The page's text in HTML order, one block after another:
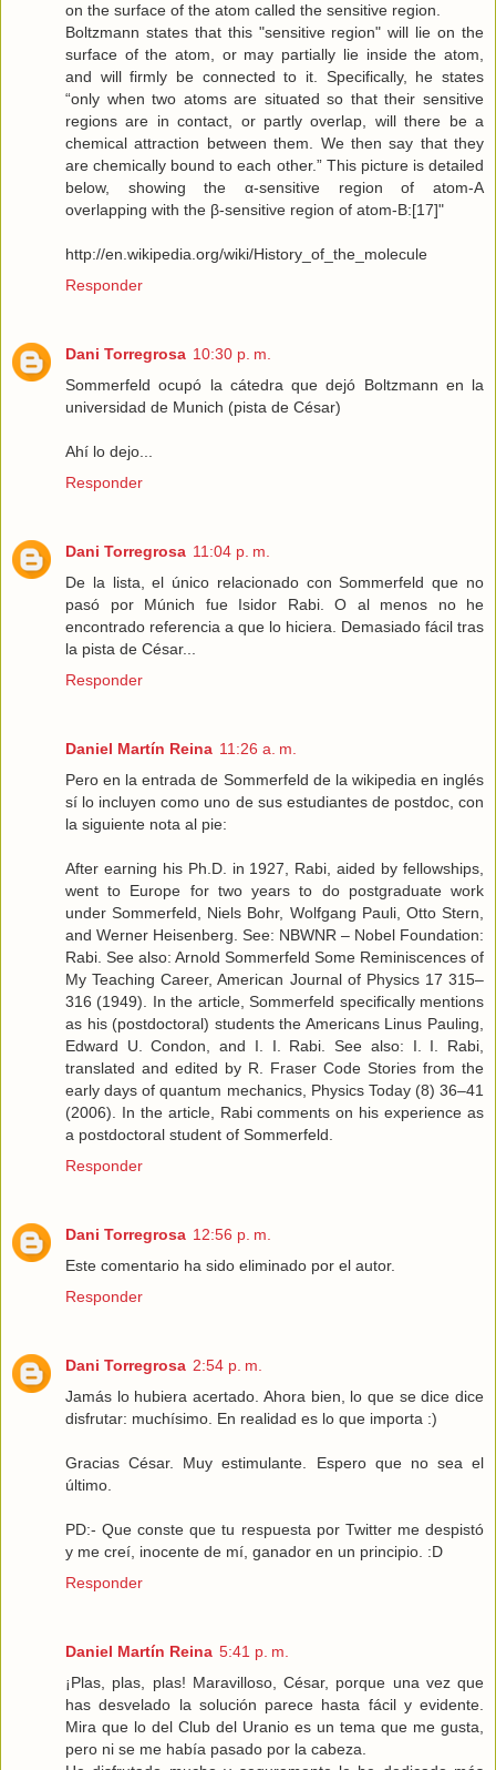
on the surface of the atom called the sensitive region.
Boltzmann states that this "sensitive region" will lie on the
surface of the atom, or may partially lie inside the atom,
and will firmly be connected to it. Specifically, he states
“only when two atoms are situated so that their sensitive
regions are in contact, or partly overlap, will there be a
chemical attraction between them. We then say that they
are chemically bound to each other.” This picture is detailed
below, showing the α-sensitive region of atom-A
overlapping with the β-sensitive region of atom-B:[17]"
http://en.wikipedia.org/wiki/History_of_the_molecule
Responder
Dani Torregrosa 10:30 p. m.
Sommerfeld ocupó la cátedra que dejó Boltzmann en la
universidad de Munich (pista de César)
Ahí lo dejo...
Responder
Dani Torregrosa 11:04 p. m.
De la lista, el único relacionado con Sommerfeld que no
pasó por Múnich fue Isidor Rabi. O al menos no he
encontrado referencia a que lo hiciera. Demasiado fácil tras
la pista de César...
Responder
Daniel Martín Reina 11:26 a. m.
Pero en la entrada de Sommerfeld de la wikipedia en inglés
sí lo incluyen como uno de sus estudiantes de postdoc, con
la siguiente nota al pie:
After earning his Ph.D. in 1927, Rabi, aided by fellowships,
went to Europe for two years to do postgraduate work
under Sommerfeld, Niels Bohr, Wolfgang Pauli, Otto Stern,
and Werner Heisenberg. See: NBWNR – Nobel Foundation:
Rabi. See also: Arnold Sommerfeld Some Reminiscences of
My Teaching Career, American Journal of Physics 17 315–
316 (1949). In the article, Sommerfeld specifically mentions
as his (postdoctoral) students the Americans Linus Pauling,
Edward U. Condon, and I. I. Rabi. See also: I. I. Rabi,
translated and edited by R. Fraser Code Stories from the
early days of quantum mechanics, Physics Today (8) 36–41
(2006). In the article, Rabi comments on his experience as
a postdoctoral student of Sommerfeld.
Responder
Dani Torregrosa 12:56 p. m.
Este comentario ha sido eliminado por el autor.
Responder
Dani Torregrosa 2:54 p. m.
Jamás lo hubiera acertado. Ahora bien, lo que se dice dice
disfrutar: muchísimo. En realidad es lo que importa :)
Gracias César. Muy estimulante. Espero que no sea el
último.
PD:- Que conste que tu respuesta por Twitter me despistó
y me creí, inocente de mí, ganador en un principio. :D
Responder
Daniel Martín Reina 5:41 p. m.
¡Plas, plas, plas! Maravilloso, César, porque una vez que
has desvelado la solución parece hasta fácil y evidente.
Mira que lo del Club del Uranio es un tema que me gusta,
pero ni se me había pasado por la cabeza.